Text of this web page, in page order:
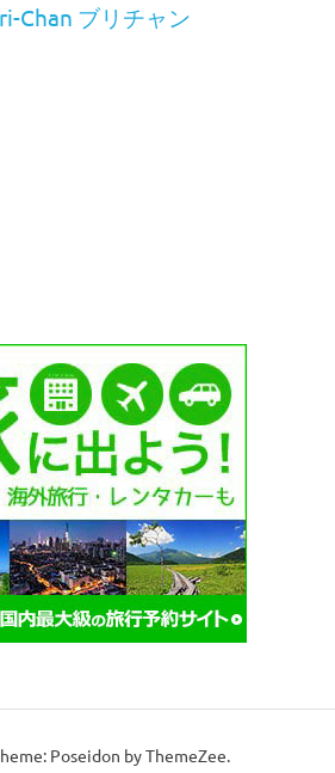
Chan ブリチャン
Poseidon by ThemeZee.